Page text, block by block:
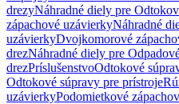
drezyNáhradné diely pre
zápachové uzávierkyNáhradné
uzávierkyDvojkomorové
drezNáhradné diely pre
drezPríslušenstvoOdtokové
Odtokové súpravy pre prístroje
uzávierkyPodomietkové